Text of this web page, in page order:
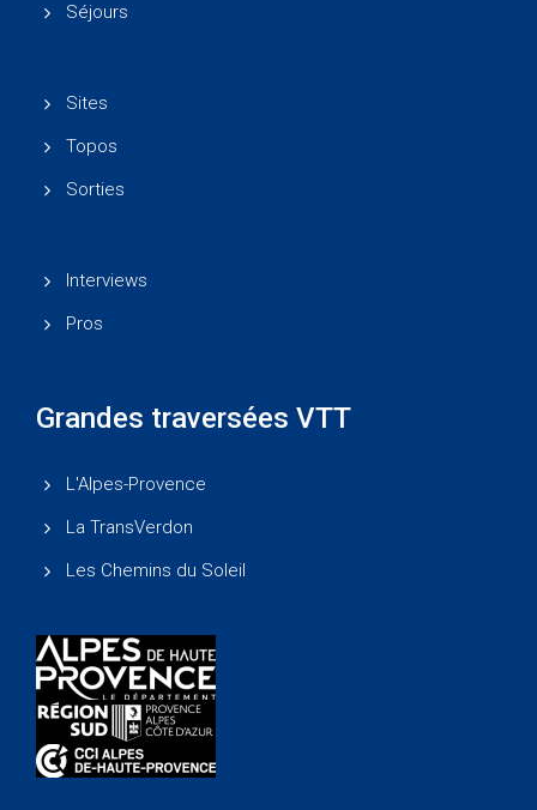
Séjours
Sites
Topos
Sorties
Interviews
Pros
Grandes traversées VTT
L'Alpes-Provence
La TransVerdon
Les Chemins du Soleil